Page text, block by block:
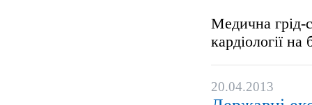
Медична грід-
кардіології
20.04.2013